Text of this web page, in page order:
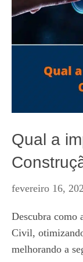
Qual a
fevereiro 16,
Descubra como
Civil,
melhorando a